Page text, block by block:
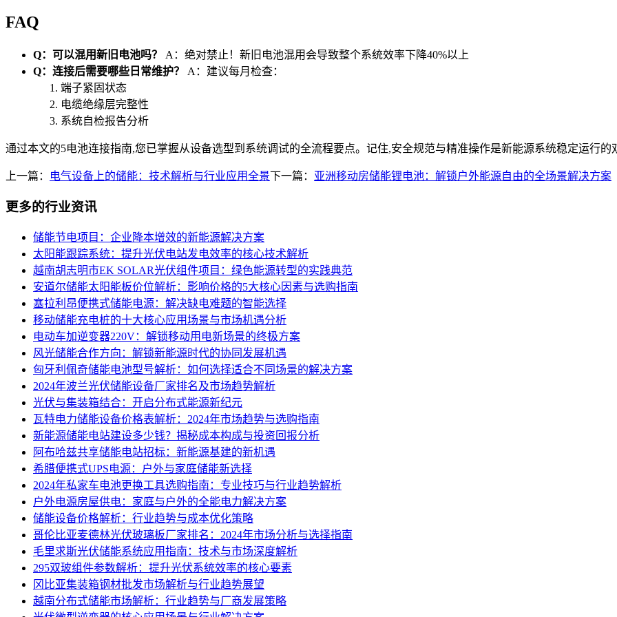
FAQ
Q：可以混用新旧电池吗？
A：绝对禁止！新旧电池混用会导致整个系统效率下降40%以上
Q：连接后需要哪些日常维护？
A：建议每月检查：
端子紧固状态
电缆绝缘层完整性
系统自检报告分析
通过本文的5电池连接指南,您已掌握从设备选型到系统调试的全流程要点。记住,安全规范与精准操作是新能源系统稳定运行的
上一篇： 电气设备上的储能：技术解析与行业应用全景下一篇： 亚洲移动房储能锂电池：解锁户外能源自由的全场景解决方案
更多的行业资讯
储能节电项目：企业降本增效的新能源解决方案
太阳能跟踪系统：提升光伏电站发电效率的核心技术解析
越南胡志明市EK SOLAR光伏组件项目：绿色能源转型的实践典范
安道尔储能太阳能板价位解析：影响价格的5大核心因素与选购指南
塞拉利昂便携式储能电源：解决缺电难题的智能选择
移动储能充电桩的十大核心应用场景与市场机遇分析
电动车加逆变器220V：解锁移动用电新场景的终极方案
风光储能合作方向：解锁新能源时代的协同发展机遇
匈牙利佩奇储能电池型号解析：如何选择适合不同场景的解决方案
2024年波兰光伏储能设备厂家排名及市场趋势解析
光伏与集装箱结合：开启分布式能源新纪元
瓦特电力储能设备价格表解析：2024年市场趋势与选购指南
新能源储能电站建设多少钱？揭秘成本构成与投资回报分析
阿布哈兹共享储能电站招标：新能源基建的新机遇
希腊便携式UPS电源：户外与家庭储能新选择
2024年私家车电池更换工具选购指南：专业技巧与行业趋势解析
户外电源房屋供电：家庭与户外的全能电力解决方案
储能设备价格解析：行业趋势与成本优化策略
哥伦比亚麦德林光伏玻璃板厂家排名：2024年市场分析与选择指南
毛里求斯光伏储能系统应用指南：技术与市场深度解析
295双玻组件参数解析：提升光伏系统效率的核心要素
冈比亚集装箱钢材批发市场解析与行业趋势展望
越南分布式储能市场解析：行业趋势与厂商发展策略